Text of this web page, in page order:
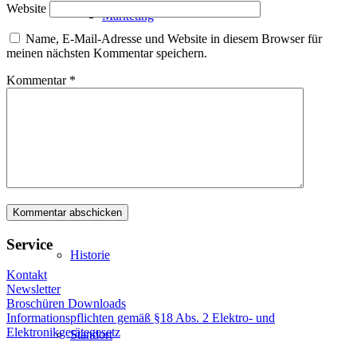
Marketing
Historie
Standort
Website
Name, E-Mail-Adresse und Website in diesem Browser für
meinen nächsten Kommentar speichern.
Kommentar *
Service
Kontakt
Newsletter
Broschüren Downloads
Informationspflichten gemäß §18 Abs. 2 Elektro- und
Elektronikgerätegesetz